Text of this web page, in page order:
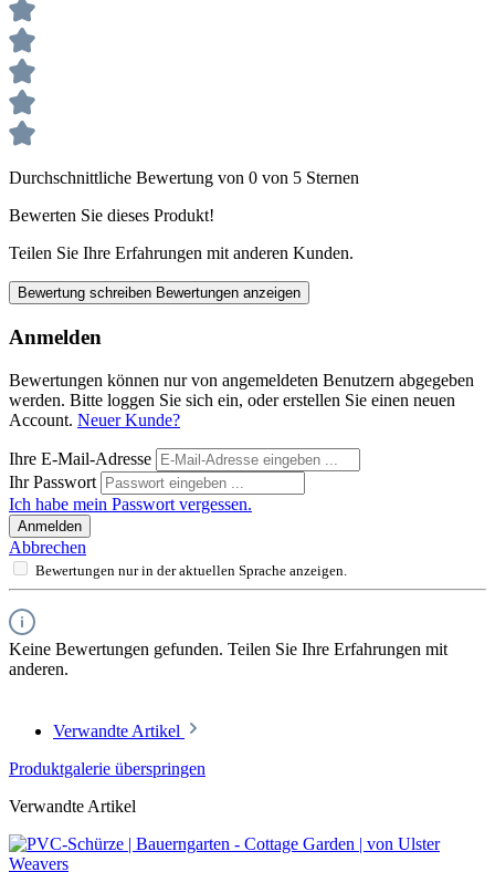
Durchschnittliche Bewertung von 0 von 5 Sternen
Bewerten Sie dieses Produkt!
Teilen Sie Ihre Erfahrungen mit anderen Kunden.
Bewertung schreiben Bewertungen anzeigen
Anmelden
Bewertungen können nur von angemeldeten Benutzern abgegeben
werden. Bitte loggen Sie sich ein, oder erstellen Sie einen neuen
Account. Neuer Kunde?
Ihre E-Mail-Adresse
Ihr Passwort
Ich habe mein Passwort vergessen.
Anmelden
Abbrechen
Bewertungen nur in der aktuellen Sprache anzeigen.
Keine Bewertungen gefunden. Teilen Sie Ihre Erfahrungen mit
anderen.
Verwandte Artikel
Produktgalerie überspringen
Verwandte Artikel